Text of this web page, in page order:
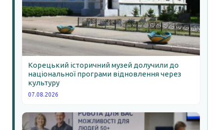
Корецький історичний музей долучили до
національної програми відновлення через
культуру
07.08.2026